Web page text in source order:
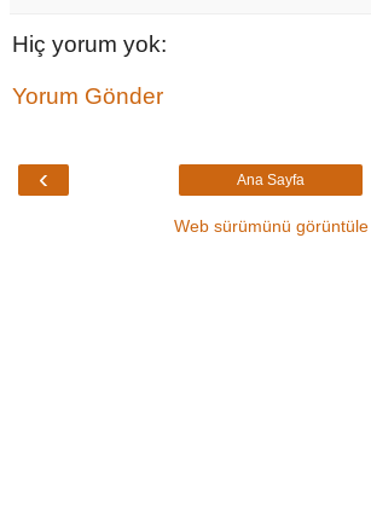
Hiç yorum yok:
Yorum Gönder
‹ Ana Sayfa
Web sürümünü görüntüle